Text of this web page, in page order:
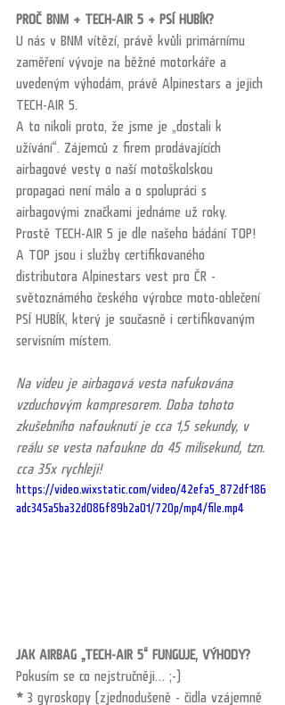
PROČ BNM + TECH-AIR 5 + PSÍ HUBÍK?
U nás v BNM vítězí, právě kvůli primárnímu
zaměření vývoje na běžné motorkáře a
uvedeným výhodám, právě Alpinestars a jejich
TECH-AIR 5.
A to nikoli proto, že jsme je „dostali k
užívání“. Zájemců z firem prodávajících
airbagové vesty o naší motoškolskou
propagaci není málo a o spolupráci s
airbagovými značkami jednáme už roky.
Prostě TECH-AIR 5 je dle našeho bádání TOP!
A TOP jsou i služby certifikovaného
distributora Alpinestars vest pro ČR -
světoznámého českého výrobce moto-oblečení
PSÍ HUBÍK, který je současně i certifikovaným
servisním místem.
Na videu je airbagová vesta nafukována
vzduchovým kompresorem. Doba tohoto
zkušebního nafouknutí je cca 1,5 sekundy, v
reálu se vesta nafoukne do 45 milisekund, tzn.
cca 35x rychleji!
https://video.wixstatic.com/video/42efa5_872df186
adc345a5ba32d086f89b2a01/720p/mp4/file.mp4
JAK AIRBAG „TECH-AIR 5“ FUNGUJE, VÝHODY?
Pokusím se co nejstručněji… ;-)
* 3 gyroskopy (zjednodušeně - čidla vzájemně